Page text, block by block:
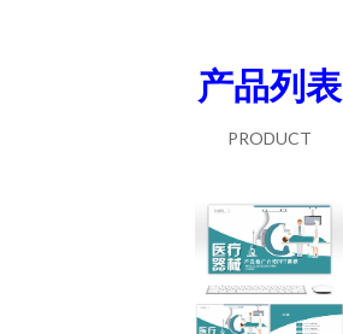
产品列表
PRODUCT